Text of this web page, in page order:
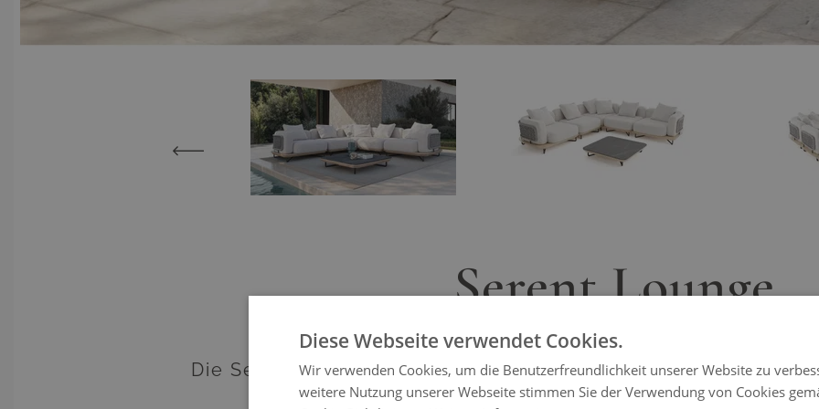
View larger image
Serent Lounge
Die Serent Lounge ist die perfekte Symbiose aus exklusivem
Komfort, die Ihrem Außenbereich eine elegante
Diese Webseite verwendet Cookies.
Wir verwenden Cookies, um die Benutzerfreundlichkeit unserer Website zu
weitere Nutzung unserer Webseite stimmen Sie der Verwendung von Cookies